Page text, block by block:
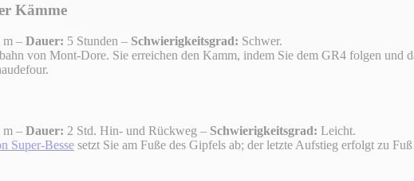
Kämme
m – Dauer: 5 Stunden – Schwierigkeitsgrad: Schwer.
von Mont-Dore. Sie erreichen den Kamm, indem Sie dem GR4 folgen
m – Dauer: 2 Std. Hin- und Rückweg – Schwierigkeitsgrad: Leicht.
Super-Besse setzt Sie am Fuße des Gipfels ab; der letzte Aufstieg erfolgt zu